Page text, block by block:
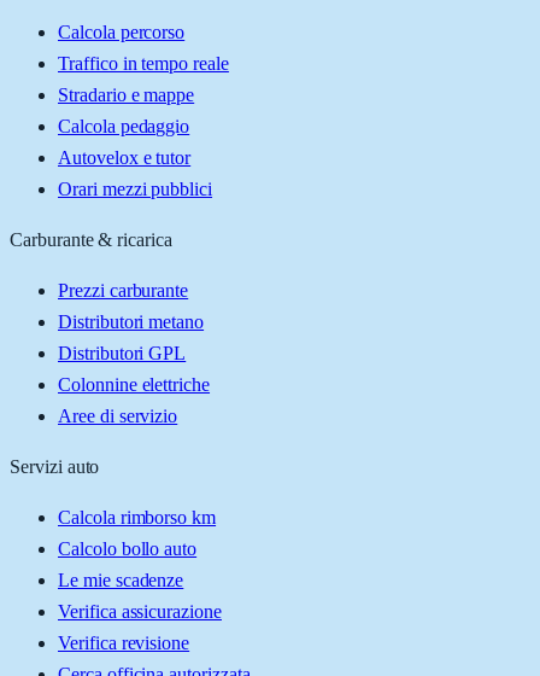
Calcola percorso
Traffico in tempo reale
Stradario e mappe
Calcola pedaggio
Autovelox e tutor
Orari mezzi pubblici
Carburante & ricarica
Prezzi carburante
Distributori metano
Distributori GPL
Colonnine elettriche
Aree di servizio
Servizi auto
Calcola rimborso km
Calcolo bollo auto
Le mie scadenze
Verifica assicurazione
Verifica revisione